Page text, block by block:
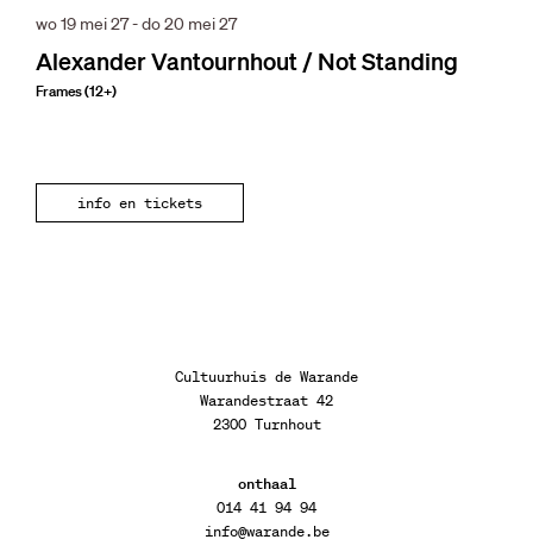
Alexander Vantournhout / Not Standing
Frames (12+)
wo 19 mei 27-do 20 mei 27
info en tickets
Cultuurhuis de Warande
Warandestraat 42
2300 Turnhout
onthaal
014 41 94 94
info@warande.be